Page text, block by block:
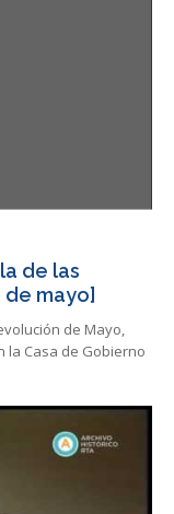
de las
de mayo]
de Mayo,
la Casa de Gobierno